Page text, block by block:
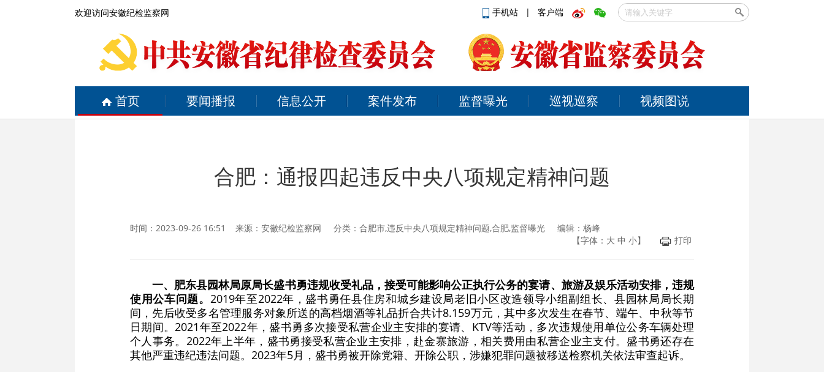
欢迎访问安徽纪检监察网 手机站 | 客户端
首页 要闻播报 信息公开 案件发布 监督曝光 巡视巡察 视频图说
合肥：通报四起违反中央八项规定精神问题
时间：2023-09-26 16:51 来源： 安徽纪检监察网 分类：合肥市,违反中央八项规定精神问题,合肥,监督曝光 编辑：杨峰
【字体： 大 中 小】 打印
一、肥东县园林局原局长盛书勇违规收受礼品，接受可能影响公正执行公务的宴请、旅游及娱乐活动安排，违规
使用公车问题。 2019年至2022年，盛书勇任县住房和城乡建设局老旧小区改造领导小组副组长、县园林局局长期
间，先后收受多名管理服务对象所送的高档烟酒等礼品折合共计8.159万元，其中多次发生在春节、端午、中秋等节
日期间。2021年至2022年，盛书勇多次接受私营企业主安排的宴请、KTV等活动，多次违规使用单位公务车辆处理
个人事务。2022年上半年，盛书勇接受私营企业主安排，赴金寨旅游，相关费用由私营企业主支付。盛书勇还存在
其他严重违纪违法问题。2023年5月，盛书勇被开除党籍、开除公职，涉嫌犯罪问题被移送检察机关依法审查起诉。